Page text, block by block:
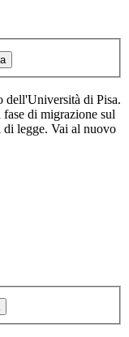
dell'Università di Pisa.
di migrazione sul
legge. Vai al nuovo